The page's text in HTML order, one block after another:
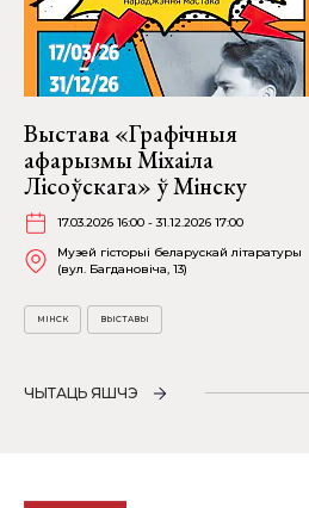
Выстава «Графічныя
афарызмы Міхаіла
Лісоўскага» ў Мінску
17.03.2026 16:00 - 31.12.2026 17:00
Музей гісторыі беларускай літаратуры
(вул. Багдановіча, 13)
МІНСК ВЫСТАВЫ
ЧЫТАЦЬ ЯШЧЭ